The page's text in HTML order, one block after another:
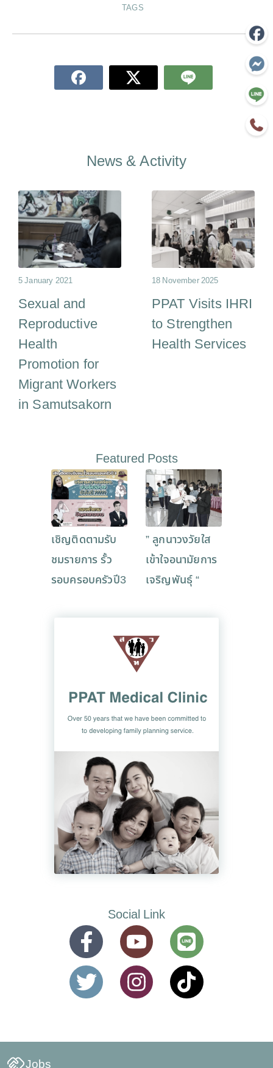
TAGS
News & Activity
5 January 2021
Sexual and
Reproductive
Health
Promotion for
Migrant Workers
in Samutsakorn
18 November 2025
PPAT Visits IHRI
to Strengthen
Health Services
Featured Posts
เชิญติดตามรับ
ชมรายการ รั้ว
รอบครอบครัวปี3
” ลูกนาวงวัยใส
เข้าใจอนามัยการ
เจริญพันธุ์ “
Social Link